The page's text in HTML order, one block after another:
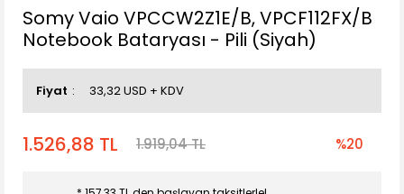
Somy Vaio VPCCW2Z1E/B, VPCF112FX/B
Notebook Bataryası - Pili (Siyah)
Fiyat 33,32 USD + KDV
1.526,88 TL 1.919,04 TL %20